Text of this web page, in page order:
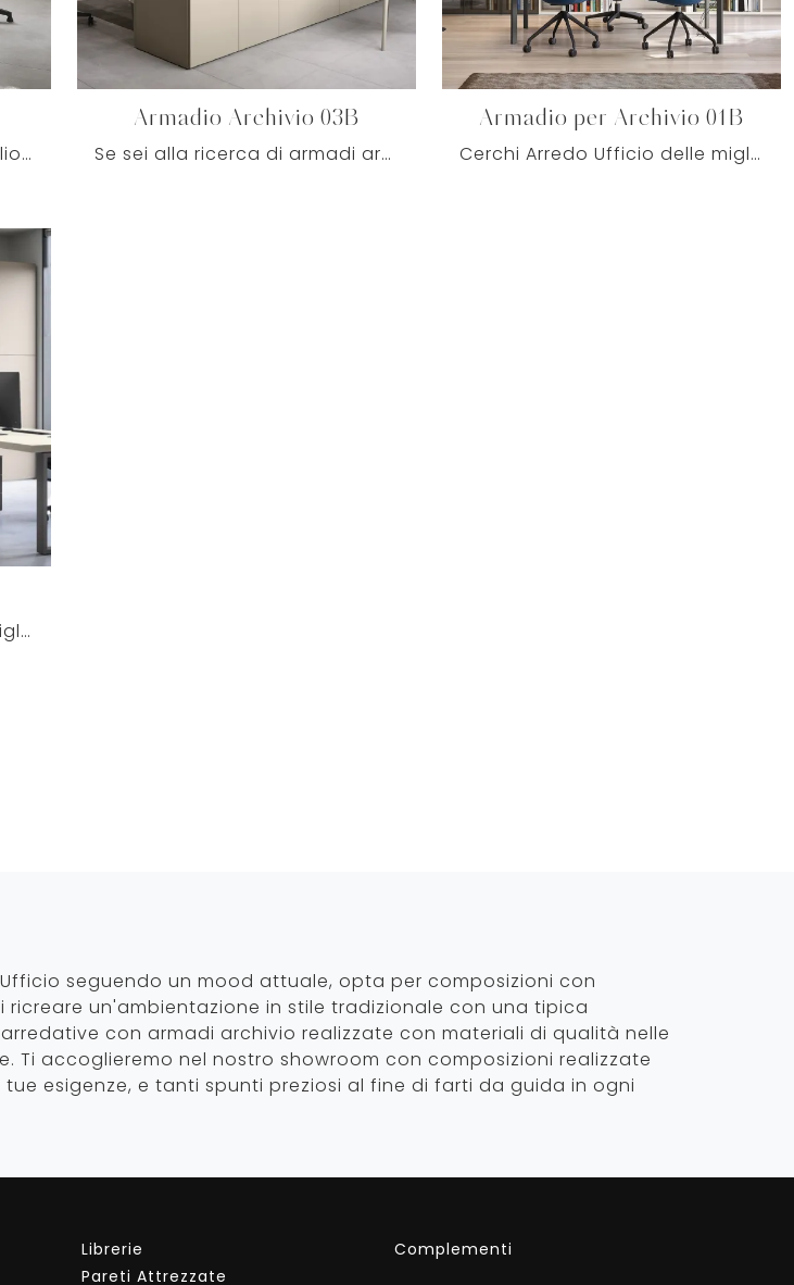
Cerchi Arredo Ufficio dei migliori produttori? Scopri le differenti soluzioni di armadi archivio in melaminico, come il modello Armadio Archivio 03C ...
Armadio Archivio 03B
Se sei alla ricerca di armadi archivio di Cinquanta3, clicca e scopri di più sul modello Armadio Archivio 03B in melaminico per il tuo ufficio!
Armadio per Archivio 01B
Cerchi Arredo Ufficio delle migliori marche? Scopri le diverse proposte di armadi archivio in melaminico, come il modello Armadio per Archivio 01B di ...
Cerchi Arredo Ufficio delle migliori marche? Scopri le diverse proposte di armadi archivio in melaminico, come il modello Armadio a ponte 02A di ...
seguendo un mood attuale, opta per composizioni con
ricreare un'ambientazione in stile tradizionale con una tipica
con armadi archivio realizzate con materiali di qualità nelle
accoglieremo nel nostro showroom con composizioni realizzate
esigenze, e tanti spunti preziosi al fine di farti da guida in ogni
Librerie
Pareti Attrezzate
Complementi